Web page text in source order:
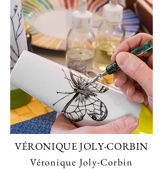
VÉRONIQUE JOLY-CORBIN
Véronique Joly-Corbin